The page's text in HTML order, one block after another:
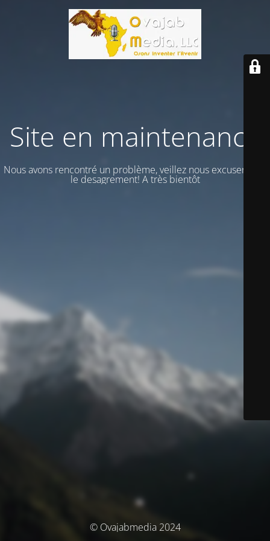
Site en maintenance
Nous avons rencontré un problème, veillez nous excuser vour
le desagrement! A très bientôt
© Ovajabmedia 2024